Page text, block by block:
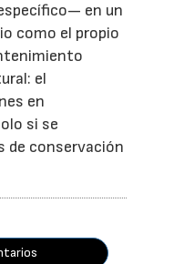
en un
como el propio
el
en
si se
de conservación